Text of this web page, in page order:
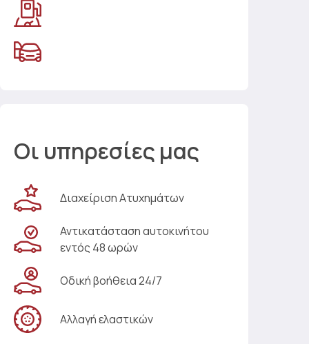
Οι υπηρεσίες μας
Διαχείριση Ατυχημάτων
Αντικατάσταση αυτοκινήτου
εντός 48 ωρών
Οδική βοήθεια 24/7
Αλλαγή ελαστικών